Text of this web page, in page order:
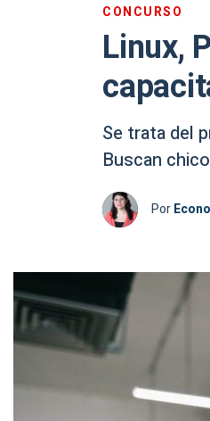
CONCURSO
Linux,
Se trata del
Buscan
Por